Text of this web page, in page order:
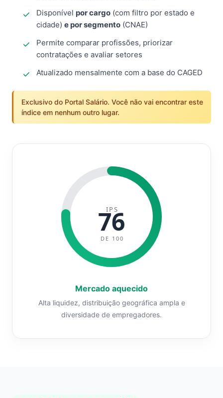
Disponível por cargo (com filtro por estado e
cidade) e por segmento (CNAE)
Permite comparar profissões, priorizar
contratações e avaliar setores
Atualizado mensalmente com a base do CAGED
Exclusivo do Portal Salário. Você não vai encontrar este
índice em nenhum outro lugar.
IPS
76
DE 100
Mercado aquecido
Alta liquidez, distribuição geográfica ampla e
diversidade de empregadores.